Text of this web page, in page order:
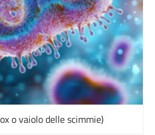
o vaiolo delle scimmie)